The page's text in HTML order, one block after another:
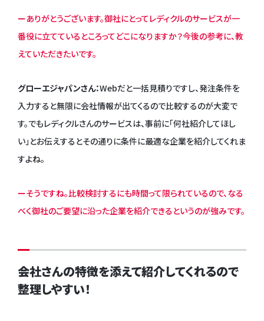
ーありがとうございます。御社にとってレディクルのサービスが一
番役に立てているところってどこになりますか？今後の参考に、教
えていただきたいです。
グローエジャパンさん：Webだと一括見積りですし、発注条件を
入力すると無限に会社情報が出てくるので比較するのが大変で
す。でもレディクルさんのサービスは、事前に「何社紹介してほし
い」とお伝えするとその通りに条件に最適な企業を紹介してくれま
すよね。
ーそうですね。比較検討するにも時間って限られているので、なる
べく御社のご要望に沿った企業を紹介できるというのが強みです。
会社さんの特徴を添えて紹介してくれるので
整理しやすい！